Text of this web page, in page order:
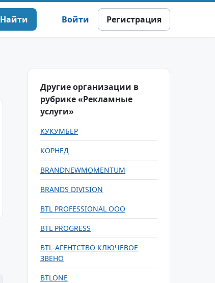
Найти Войти Регистрация
Другие организации в
рубрике «Рекламные
услуги»
КУКУМБЕР
КОРНЕД
BRANDNEWMOMENTUM
BRANDS DIVISION
BTL PROFESSIONAL OOO
BTL PROGRESS
BTL-АГЕНТСТВО КЛЮЧЕВОЕ
ЗВЕНО
BTLONE